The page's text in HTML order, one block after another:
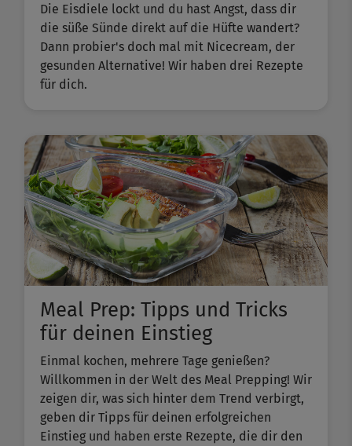
Die Eisdiele lockt und du hast Angst, dass dir
die süße Sünde direkt auf die Hüfte wandert?
Dann probier's doch mal mit Nicecream, der
gesunden Alternative! Wir haben drei Rezepte
für dich.
Meal Prep: Tipps und Tricks
für deinen Einstieg
Einmal kochen, mehrere Tage genießen?
Willkommen in der Welt des Meal Prepping! Wir
zeigen dir, was sich hinter dem Trend verbirgt,
geben dir Tipps für deinen erfolgreichen
Einstieg und haben erste Rezepte, die dir den